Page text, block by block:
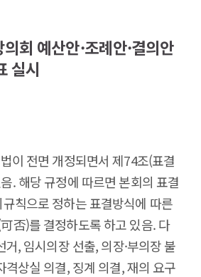
회 예산안·조례안·결의안
실시
이 전면 개정되면서 제74조(표결
. 해당 규정에 따르면 본회의 표결
칙으로 정하는 표결방식에 따른
否)를 결정하도록 하고 있음. 다
거, 임시의장 선출, 의장·부의장 불
격상실 의결, 징계 의결, 재의 요구